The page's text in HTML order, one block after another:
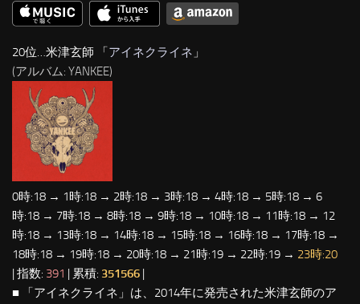
20位…米津玄師 「 アイネクライネ 」
(アルバム: YANKEE)
0時:18 → 1時:18 → 2時:18 → 3時:18 → 4時:18 → 5時:18 → 6
時:18 → 7時:18 → 8時:18 → 9時:18 → 10時:18 → 11時:18 → 12
時:18 → 13時:18 → 14時:18 → 15時:18 → 16時:18 → 17時:18 →
18時:18 → 19時:18 → 20時:18 → 21時:19 → 22時:19 → 23時:20
| 指数: 391 | 累積: 351566
■ 「アイネクライネ」は、2014年に発売された米津玄師のア